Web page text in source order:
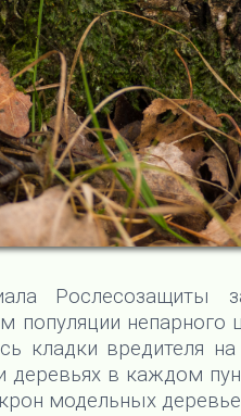
популяции
кладки вредителя
деревьях в каждом
модельных